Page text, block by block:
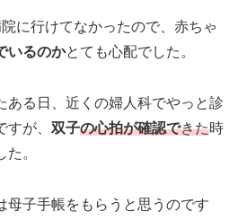
に行けてなかったので、赤ちゃ
いるのかとても心配でした。
ある日、近くの婦人科でやっと診
が、 双子の心拍が確認できた時
。
母子手帳をもらうと思うのです